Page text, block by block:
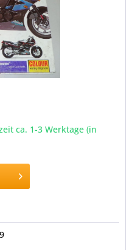
ca. 1-3 Werktage (in